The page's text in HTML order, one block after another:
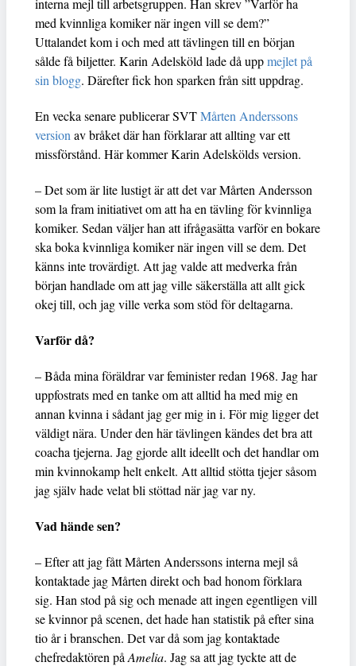
interna mejl till arbetsgruppen. Han skrev ”Varför ha
med kvinnliga komiker när ingen vill se dem?”
Uttalandet kom i och med att tävlingen till en början
sålde få biljetter. Karin Adelsköld lade då uppmejlet på
sin blogg. Därefter fick hon sparken från sitt uppdrag.
En vecka senare publicerar SVTMårten Anderssons
version av bråket där han förklarar att allting var ett
missförstånd. Här kommer Karin Adelskölds version.
– Det som är lite lustigt är att det var Mårten Andersson
som la fram initiativet om att ha en tävling för kvinnliga
komiker. Sedan väljer han att ifrågasätta varför en bokare
ska boka kvinnliga komiker när ingen vill se dem. Det
känns inte trovärdigt. Att jag valde att medverka från
början handlade om att jag ville säkerställa att allt gick
okej till, och jag ville verka som stöd för deltagarna.
Varför då?
– Båda mina föräldrar var feminister redan 1968. Jag har
uppfostrats med en tanke om att alltid ha med mig en
annan kvinna i sådant jag ger mig in i. För mig ligger det
väldigt nära. Under den här tävlingen kändes det bra att
coacha tjejerna. Jag gjorde allt ideellt och det handlar om
min kvinnokamp helt enkelt. Att alltid stötta tjejer såsom
jag själv hade velat bli stöttad när jag var ny.
Vad hände sen?
– Efter att jag fått Mårten Anderssons interna mejl så
kontaktade jag Mårten direkt och bad honom förklara
sig. Han stod på sig och menade att ingen egentligen vill
se kvinnor på scenen, det hade han statistik på efter sina
tio år i branschen. Det var då som jag kontaktade
chefredaktören på Amelia. Jag sa att jag tyckte att de